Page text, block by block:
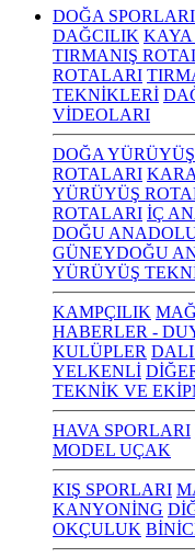
DOĞA SPORLARI
DAĞCILIK KAYA
TIRMANIŞ
ROTALARI
TEKNİKLERİ
VİDEOLARI
DOĞA
ROTALARI
YÜRÜYÜŞ
ROTALARI İÇ
DOĞU
GÜNEYDOĞU
YÜRÜYÜŞ
KAMPÇILIK
HABERLER -
KULÜPLER
YELKENLİ
TEKNİK VE
HAVA SPORLARI
MODEL UÇAK
KIŞ SPORLARI
KANYONİNG
OKÇULUK